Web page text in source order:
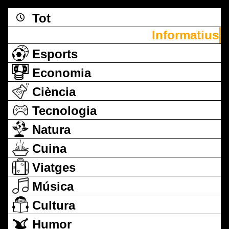
Tot
Informatius
Esports
Economia
Ciència
Tecnologia
Natura
Cuina
Viatges
Música
Cultura
Humor